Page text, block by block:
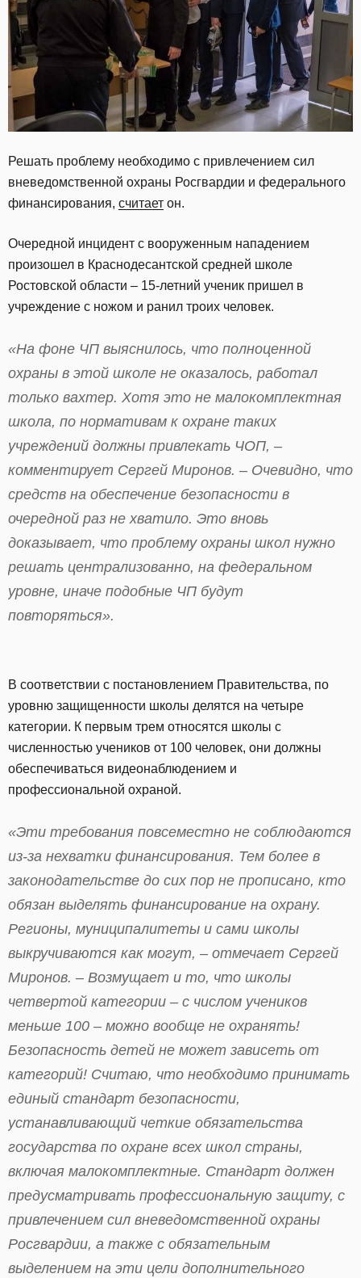
Решать проблему необходимо с привлечением сил
вневедомственной охраны Росгвардии и федерального
финансирования, считает он.
Очередной инцидент с вооруженным нападением
произошел в Краснодесантской средней школе
Ростовской области – 15-летний ученик пришел в
учреждение с ножом и ранил троих человек.
«На фоне ЧП выяснилось, что полноценной
охраны в этой школе не оказалось, работал
только вахтер. Хотя это не малокомплектная
школа, по нормативам к охране таких
учреждений должны привлекать ЧОП, –
комментирует Сергей Миронов. – Очевидно, что
средств на обеспечение безопасности в
очередной раз не хватило. Это вновь
доказывает, что проблему охраны школ нужно
решать централизованно, на федеральном
уровне, иначе подобные ЧП будут
повторяться».
В соответствии с постановлением Правительства, по
уровню защищенности школы делятся на четыре
категории. К первым трем относятся школы с
численностью учеников от 100 человек, они должны
обеспечиваться видеонаблюдением и
профессиональной охраной.
«Эти требования повсеместно не соблюдаются
из-за нехватки финансирования. Тем более в
законодательстве до сих пор не прописано, кто
обязан выделять финансирование на охрану.
Регионы, муниципалитеты и сами школы
выкручиваются как могут, – отмечает Сергей
Миронов. – Возмущает и то, что школы
четвертой категории – с числом учеников
меньше 100 – можно вообще не охранять!
Безопасность детей не может зависеть от
категорий! Считаю, что необходимо принимать
единый стандарт безопасности,
устанавливающий четкие обязательства
государства по охране всех школ страны,
включая малокомплектные. Стандарт должен
предусматривать профессиональную защиту, с
привлечением сил вневедомственной охраны
Росгвардии, а также с обязательным
выделением на эти цели дополнительного